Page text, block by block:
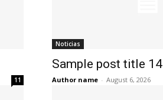
11
Noticias
Sample post title 14
Author name - August 6, 2026